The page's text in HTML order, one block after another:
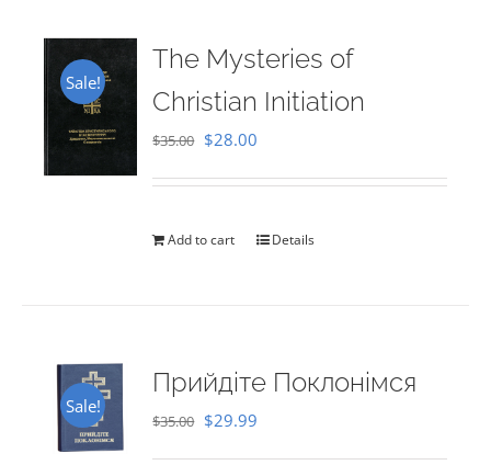
Sale!
The Mysteries of
Christian Initiation
$35.00 Original
$35.00.
$28.00
$28.00.
Add to cart Details
Sale!
Прийдіте Поклонімся
$35.00 Original
$29.99